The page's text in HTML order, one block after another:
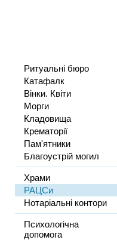
Ритуальні бюро
Катафалк
Вінки. Квіти
Морги
Кладовища
Крематорії
Пам'ятники
Благоустрій могил
Храми
РАЦСи
Нотаріальні контори
Психологічна
допомога